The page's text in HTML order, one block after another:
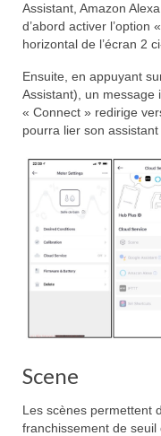
Assistant, Amazon
d’abord activer l’option
horizontal de l’écran 2
Ensuite, en appuyant
Assistant), un message
« Connect » redirige
pourra lier son
Scene
Les scènes permettent
franchissement de seuil